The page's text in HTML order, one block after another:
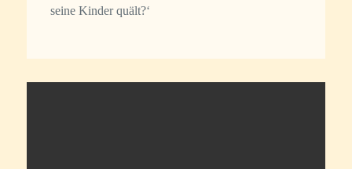
seine Kinder quält?‘